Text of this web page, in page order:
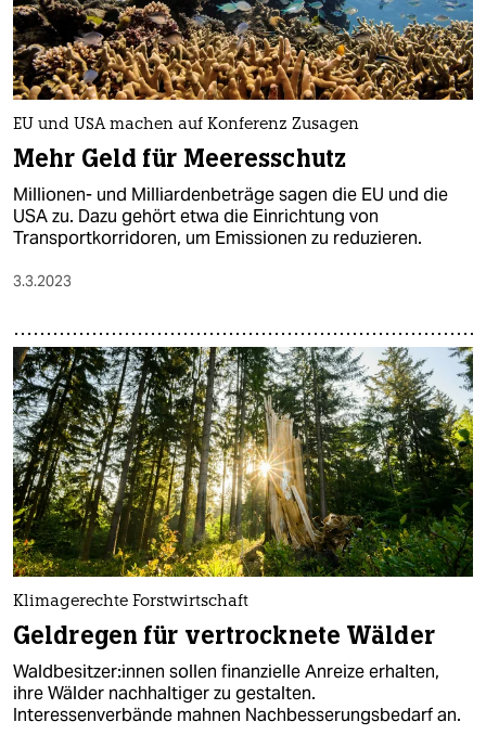
EU und USA machen auf Konferenz Zusagen
Mehr Geld für Meeresschutz
Millionen- und Milliardenbeträge sagen die EU und die
USA zu. Dazu gehört etwa die Einrichtung von
Transportkorridoren, um Emissionen zu reduzieren.
3.3.2023
Klimagerechte Forstwirtschaft
Geldregen für vertrocknete Wälder
Wald­be­sit­ze­r:in­nen sollen finanzielle Anreize erhalten,
ihre Wälder nachhaltiger zu gestalten.
Interessenverbände mahnen Nachbesserungsbedarf an.